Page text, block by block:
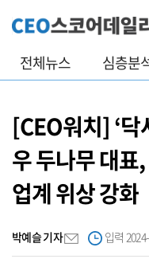
전체뉴스 심층분
[CEO워치] ‘닥
우 두나무 대표
업계 위상 강화
박예슬 기자 입력